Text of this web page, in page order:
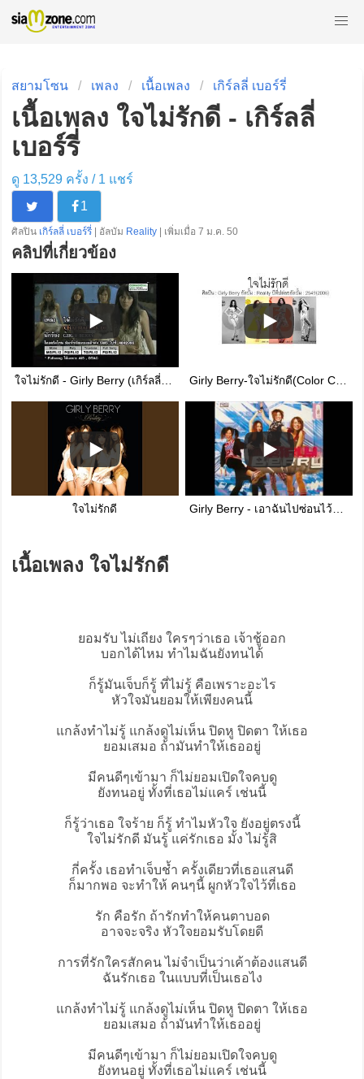
สยามโซน เพลง เนื้อเพลง เกิร์ลลี่ เบอร์รี่
เนื้อเพลง ใจไม่รักดี - เกิร์ลลี่
เบอร์รี่
ดู 13,529 ครั้ง / 1 แชร์
1
ศิลปิน เกิร์ลลี่ เบอร์รี่ | อัลบัม Reality | เพิ่มเมื่อ 7 ม.ค. 50
คลิปที่เกี่ยวข้อง
ใจไม่รักดี - Girly Berry (เกิร์ลลี่ เบอร์รี่) Girly Berry-ใจไม่รักดี(Color Coded : แบ่งท่อนร้อง)
ใจไม่รักดี Girly Berry - เอาฉันไปซ่อนไว้ไหน
เนื้อเพลง ใจไม่รักดี
ยอมรับ ไม่เถียง ใครๆว่าเธอ เจ้าชู้ออก
บอกได้ไหม ทำไมฉันยังทนได้
ก็รู้มันเจ็บก็รู้ ที่ไม่รู้ คือเพราะอะไร
หัวใจมันยอมให้เพียงคนนี้
แกล้งทำไม่รู้ แกล้งดูไม่เห็น ปิดหู ปิดตา ให้เธอ
ยอมเสมอ ถ้ามันทำให้เธออยู่
มีคนดีๆเข้ามา ก็ไม่ยอมเปิดใจคบดู
ยังทนอยู่ ทั้งที่เธอไม่แคร์ เช่นนี้
ก็รู้ว่าเธอ ใจร้าย ก็รู้ ทำไมหัวใจ ยังอยู่ตรงนี้
ใจไม่รักดี มันรู้ แค่รักเธอ มั้ง ไม่รู้สิ
กี่ครั้ง เธอทำเจ็บช้ำ ครั้งเดียวที่เธอแสนดี
ก็มากพอ จะทำให้ คนๆนี้ ผูกหัวใจไว้ที่เธอ
รัก คือรัก ถ้ารักทำให้คนตาบอด
อาจจะจริง หัวใจยอมรับโดยดี
การที่รักใครสักคน ไม่จำเป็นว่าเค้าต้องแสนดี
ฉันรักเธอ ในแบบที่เป็นเธอไง
แกล้งทำไม่รู้ แกล้งดูไม่เห็น ปิดหู ปิดตา ให้เธอ
ยอมเสมอ ถ้ามันทำให้เธออยู่
มีคนดีๆเข้ามา ก็ไม่ยอมเปิดใจคบดู
ยังทนอยู่ ทั้งที่เธอไม่แคร์ เช่นนี้